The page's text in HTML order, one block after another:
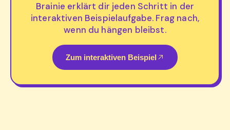
Brainie erklärt dir jeden Schritt in der
interaktiven Beispielaufgabe. Frag nach,
wenn du hängen bleibst.
Zum interaktiven Beispiel